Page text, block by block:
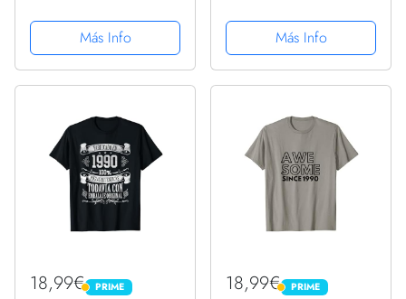
CamisetaMás Info
Más Info
18,99€ PRIME
PRIME 18,99€ PRIME
PRIME